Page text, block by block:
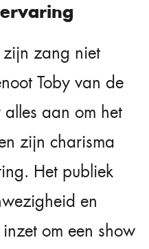
zang niet
Toby van de
aan om het
zijn charisma
Het publiek
en
om een show